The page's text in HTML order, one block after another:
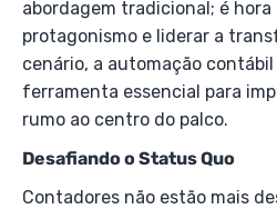
abordagem tradicional; é hora
protagonismo e liderar a
cenário, a automação
ferramenta essencial para
rumo ao centro do palco.
Desafiando o Status Quo
Contadores não estão mais